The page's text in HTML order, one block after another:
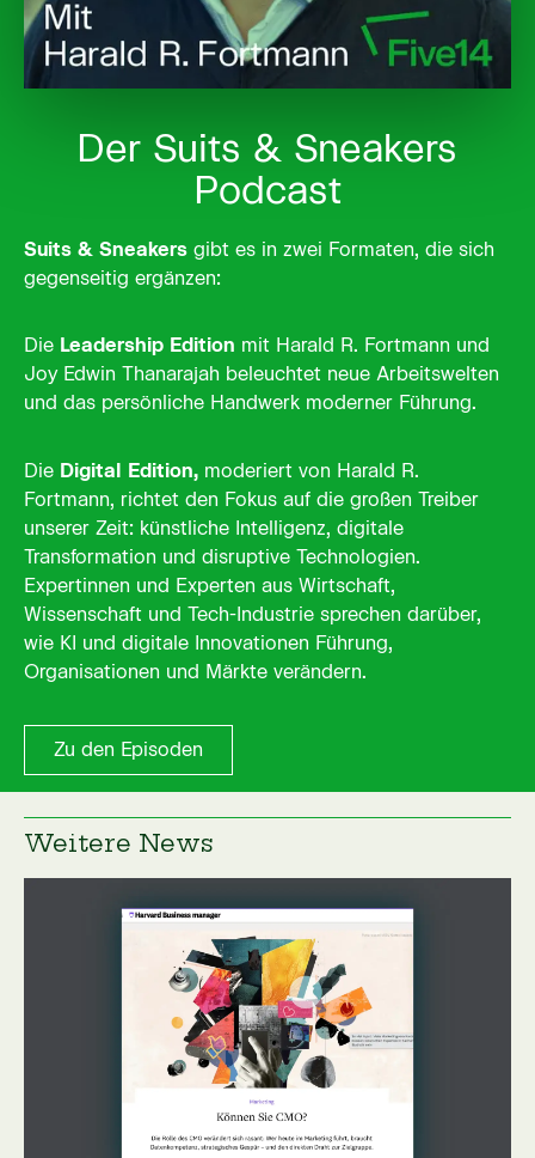
Der Suits & Sneakers
Podcast
Suits & Sneakers gibt es in zwei Formaten, die sich
gegenseitig ergänzen:
Die Leadership Edition mit Harald R. Fortmann und
Joy Edwin Thanarajah beleuchtet neue Arbeitswelten
und das persönliche Handwerk moderner Führung.
DieDigital Edition, moderiert von Harald R.
Fortmann, richtet den Fokus auf die großen Treiber
unserer Zeit: künstliche Intelligenz, digitale
Transformation und disruptive Technologien.
Expertinnen und Experten aus Wirtschaft,
Wissenschaft und Tech-Industrie sprechen darüber,
wie KI und digitale Innovationen Führung,
Organisationen und Märkte verändern.
Zu den Episoden
Weitere News